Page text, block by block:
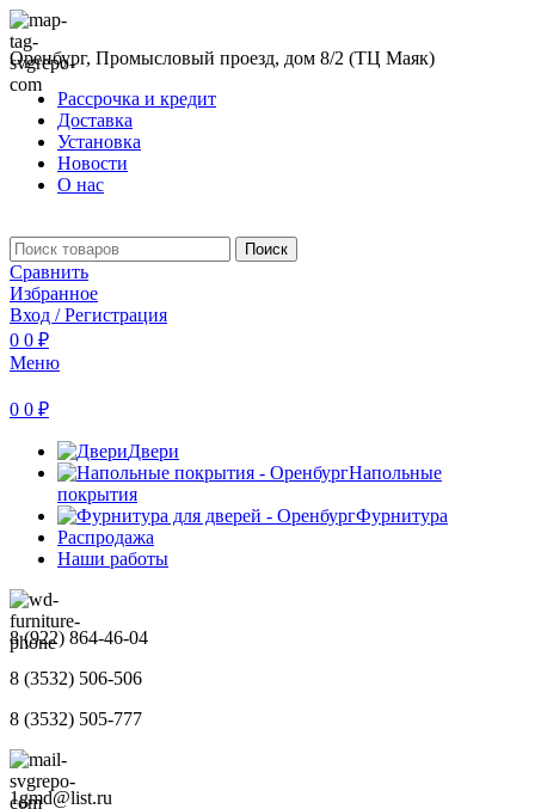
Оренбург, Промысловый проезд, дом 8/2 (ТЦ Маяк)
Рассрочка и кредит
Доставка
Установка
Новости
О нас
Поиск
Сравнить
Избранное
Вход / Регистрация
0 0 ₽
Меню
0 0 ₽
Двери
Напольные
покрытия
Фурнитура
Распродажа
Наши работы
8 (922) 864-46-04
8 (3532) 506-506
8 (3532) 505-777
1gmd@list.ru